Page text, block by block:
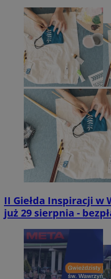
II Giełda Inspiracji w
już 29 sierpnia -